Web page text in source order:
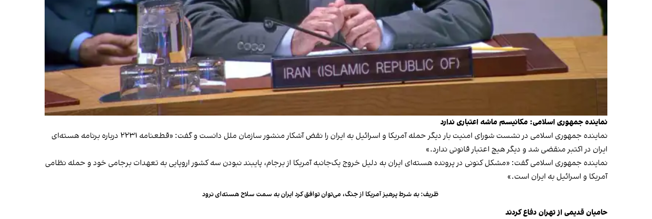
نماینده جمهوری اسلامی:‌ مکانیسم ماشه اعتباری ندارد
نماینده جمهوری اسلامی در نشست شورای امنیت بار دیگر حمله آمریکا و اسرائیل به ایران را نقض آشکار منشور سازمان ملل دانست و گفت: «قطعنامه ۲۲۳۱ درباره برنامه هسته‌ای
ایران در اکتبر منقضی شد و دیگر هیچ اعتبار قانونی ندارد.»
نماینده جمهوری اسلامی گفت: «مشکل کنونی در پرونده هسته‌ای ایران به دلیل خروج یک‌جانبه آمریکا از برجام، پایبند نبودن سه کشور اروپایی به تعهدات برجامی خود و حمله نظامی
آمریکا و اسرائیل به ایران است.»
ظریف: به شرط پرهیز آمریکا از جنگ، می‌توان توافق کرد ایران به سمت سلاح هسته‌ای نرود
حامیان قدیمی از تهران دفاع کردند